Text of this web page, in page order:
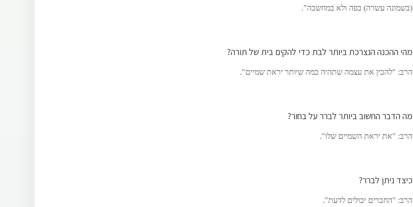
(בשמונה עשרה) בפה ולא במחשבה".
מהי ההכנה הנצרכת ביותר לבת כדי להקים בית של תורה?
הרב: "להכין את עצמה שתהיה כמה שיותר יראת שמיים".
מה הדבר החשוב ביותר לברר על בחור?
הרב: "את יראת השמיים שלו".
כיצד ניתן לברר?
הרב: "החברים יכולים לדעת".